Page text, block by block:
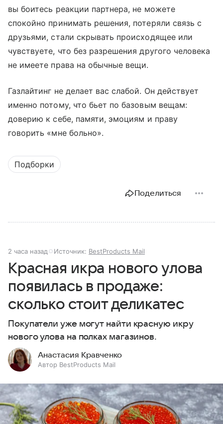
вы боитесь реакции партнера, не можете
спокойно принимать решения, потеряли связь с
друзьями, стали скрывать происходящее или
чувствуете, что без разрешения другого человека
не имеете права на обычные вещи.
Газлайтинг не делает вас слабой. Он действует
именно потому, что бьет по базовым вещам:
доверию к себе, памяти, эмоциям и праву
говорить «мне больно».
Подборки
Поделиться
2 часа назад Источник: BestProducts Mail
Красная икра нового улова
появилась в продаже:
сколько стоит деликатес
Покупатели уже могут найти красную икру
нового улова на полках магазинов.
Анастасия Кравченко
Автор BestProducts Mail